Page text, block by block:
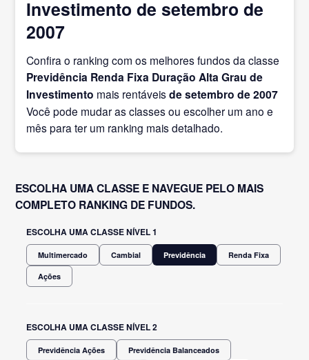
Investimento de setembro de
2007
Confira o ranking com os melhores fundos da classe
Previdência Renda Fixa Duração Alta Grau de
Investimento mais rentáveisde setembro de 2007
Você pode mudar as classes ou escolher um ano e
mês para ter um ranking mais detalhado.
ESCOLHA UMA CLASSE E NAVEGUE PELO MAIS
COMPLETO RANKING DE FUNDOS.
ESCOLHA UMA CLASSE NÍVEL 1
Multimercado Cambial Previdência Renda Fixa
Ações
ESCOLHA UMA CLASSE NÍVEL 2
Previdência Ações Previdência Balanceados